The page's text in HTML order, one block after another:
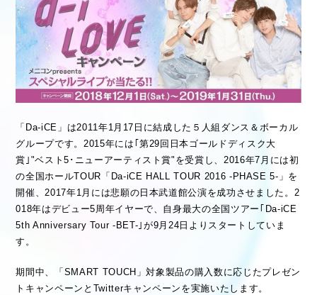
「Da-iCE」は2011年1月17日に結成した５人組ダンス＆ボーカル
グループです。2015年には｢第29回日本ゴールドディスク大
賞｣"ベスト5･ニューアーティスト賞"を受賞し、2016年7月には初
の全国ホールTOUR「Da-iCE HALL TOUR 2016 -PHASE 5-」を
開催、2017年1月には悲願の日本武道館公演を成功させました。2
018年はデビュー5周年イヤーで、自身最大の全国ツアー｢Da-iCE
5th Anniversary Tour -BET-｣が9月24日よりスタートしていま
す。
期間中、「SMART TOUCH」対象製品の購入数に応じたプレゼン
トキャンペーンとTwitterキャンペーンを実施いたします。